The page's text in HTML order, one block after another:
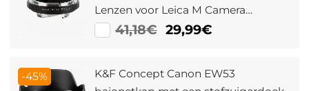
Lenzen voor Leica M Camera
Lichaam
41,18€ 29,99€
-45%
K&F Concept Canon EW53